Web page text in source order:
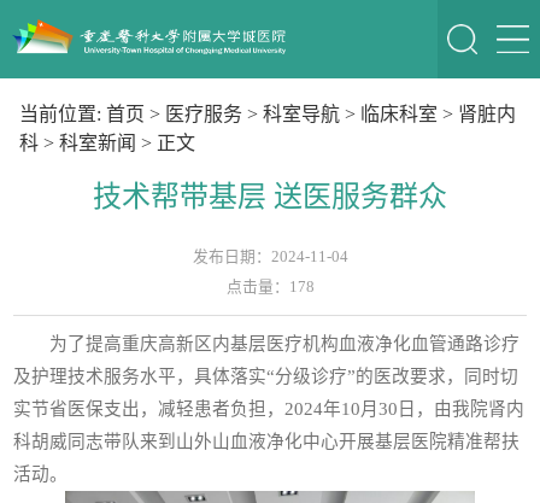
当前位置: 首页 > 医疗服务 > 科室导航 > 临床科室 > 肾脏内
科 > 科室新闻 > 正文
技术帮带基层 送医服务群众
发布日期：2024-11-04
点击量：
178
为了提高重庆高新区内基层医疗机构血液净化血管通路诊疗
及护理技术服务水平，具体落实“分级诊疗”的医改要求，同时切
实节省医保支出，减轻患者负担，2024年10月30日，由我院肾内
科胡威同志带队来到山外山血液净化中心开展基层医院精准帮扶
活动。